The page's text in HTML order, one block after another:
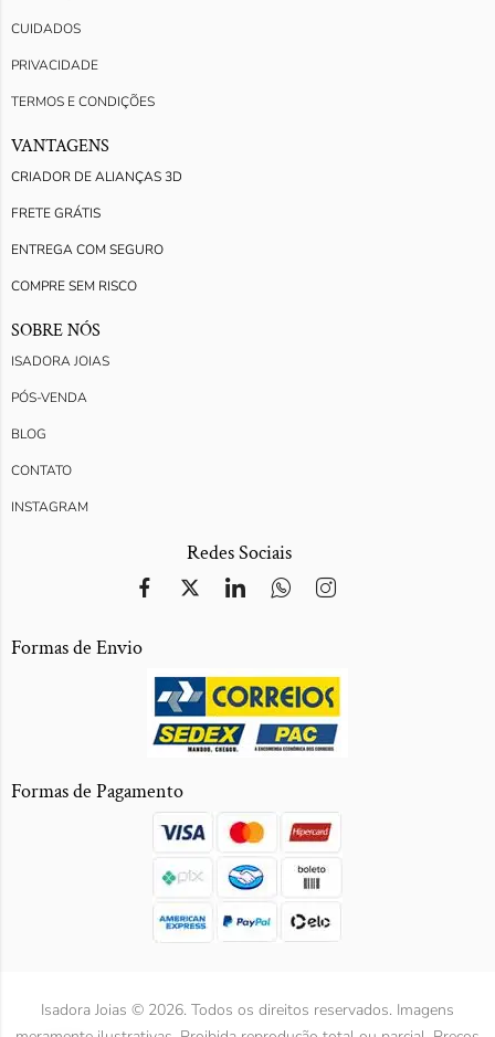
CUIDADOS
PRIVACIDADE
TERMOS E CONDIÇÕES
VANTAGENS
CRIADOR DE ALIANÇAS 3D
FRETE GRÁTIS
ENTREGA COM SEGURO
COMPRE SEM RISCO
SOBRE NÓS
ISADORA JOIAS
PÓS-VENDA
BLOG
CONTATO
INSTAGRAM
Redes Sociais
Formas de Envio
Formas de Pagamento
Isadora Joias © 2026. Todos os direitos reservados. Imagens